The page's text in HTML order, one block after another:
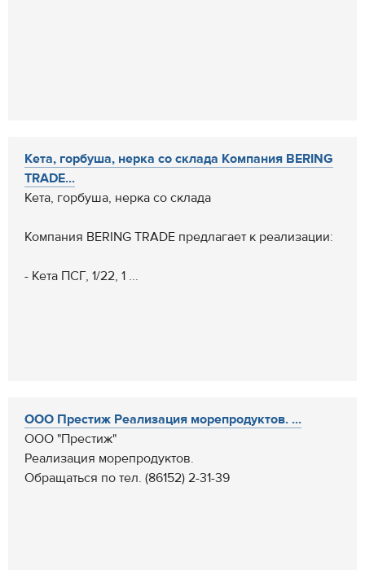
Кета, горбуша, нерка со склада Компания BERING
TRADE...
Кета, горбуша, нерка со склада
Компания BERING TRADE предлагает к реализации:
- Кета ПСГ, 1/22, 1 ...
ООО Престиж Реализация морепродуктов. ...
ООО "Престиж"
Реализация морепродуктов.
Обращаться по тел. (86152) 2-31-39